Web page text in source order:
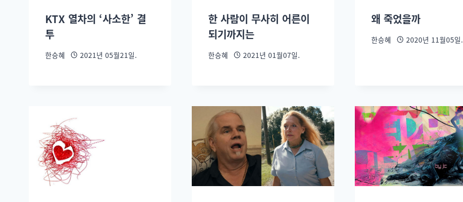
KTX 열차의 ‘사소한’ 결
투
한승혜 2021년 05월21일.
한 사람이 무사히 어른이
되기까지는
한승혜 2021년 01월07일.
왜 죽었을까
한승혜 2020년 11월05일.